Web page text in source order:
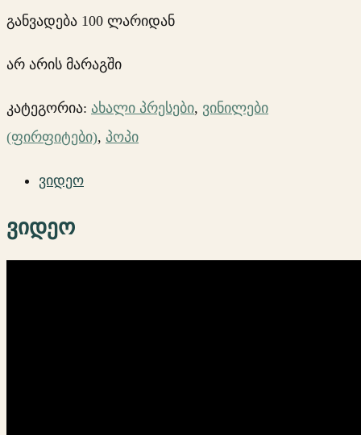
განვადება 100 ლარიდან
არ არის მარაგში
კატეგორია: ახალი პრესები, ვინილები
(ფირფიტები), პოპი
ვიდეო
ვიდეო